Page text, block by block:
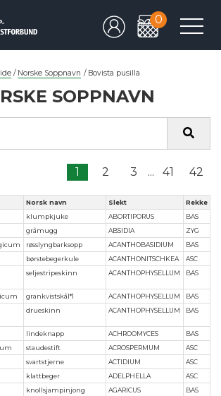
0
/ Norske Soppnavn / Bovista pusilla
SOPPNAVN
1 2 3 ... 41 42
Norsk navn Slekt
Rekke
klumpkjuke ABORTIPORUS
BAS
gråmugg ABSIDIA
ZYG
røsslyngbarksopp ACANTHOBASIDIUM
BAS
børstebegerkule ACANTHONITSCHKEA
ASC
seljestripeskinn ACANTHOPHYSELLUM BAS
grankvistskål*1 ACANTHOPHYSELLUM
BAS
drueskinn ACANTHOPHYSELLUM BAS
lindeknapp ACHROOMYCES
BAS
staudestift ACROSPERMUM
ASC
svartstjerne ACTIDIUM
ASC
klattbeger ADELPHELLA
ASC
knollsjampinjong AGARICUS
BAS